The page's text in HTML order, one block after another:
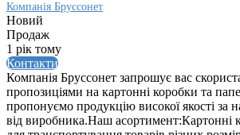
Компанія Бруссонет
Новий
Продаж
1 рік тому
Контакти
Компанія Бруссонет запрошує вас
пропозиціями на картонні коробки та
пропонуємо продукцію високої якості за
від виробника.Наш асортимент:Картонні